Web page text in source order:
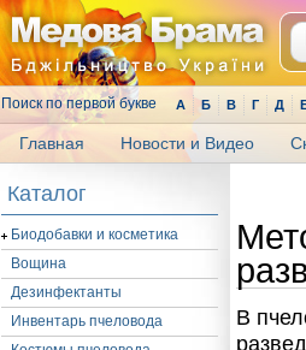
Поиск по первой букве А Б В Г Д
Главная Новости и Видео
Каталог
Биодобавки и косметика
Вощина
Дезинфектанты
Инвентарь пчеловода
В